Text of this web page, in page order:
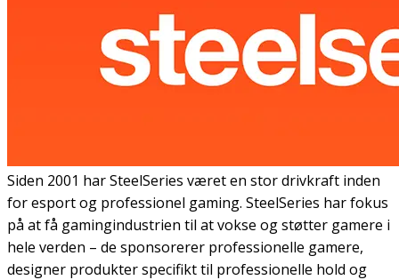
Siden 2001 har SteelSeries været en stor drivkraft inden
for esport og professionel gaming. SteelSeries har fokus
på at få gamingindustrien til at vokse og støtter gamere i
hele verden – de sponsorerer professionelle gamere,
designer produkter specifikt til professionelle hold og